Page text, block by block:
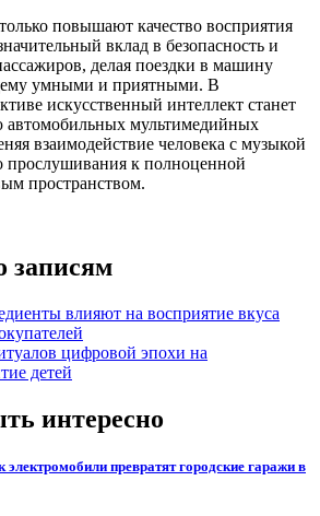
повышают качество восприятия
вклад в безопасность и
делая поездки в машину
умными и приятными. В
искусственный интеллект станет
автомобильных мультимедийных
взаимодействие человека с музыкой
прослушивания к полноценной
пространством.
записям
влияют на восприятие вкуса
цифровой эпохи на
детей
интересно
превратят городские гаражи в